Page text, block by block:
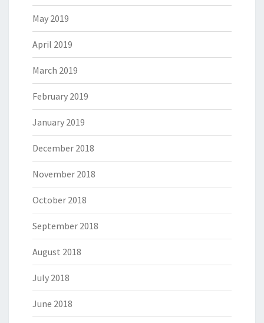
May 2019
April 2019
March 2019
February 2019
January 2019
December 2018
November 2018
October 2018
September 2018
August 2018
July 2018
June 2018